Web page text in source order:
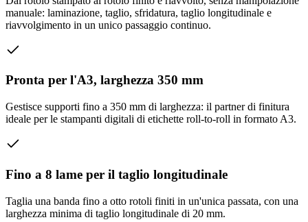
manuale: laminazione, taglio, sfridatura, taglio longitudinale e
riavvolgimento in un unico passaggio continuo.
Pronta per l'A3, larghezza 350 mm
Gestisce supporti fino a 350 mm di larghezza: il partner di finitura
ideale per le stampanti digitali di etichette roll-to-roll in formato A3.
Fino a 8 lame per il taglio longitudinale
Taglia una banda fino a otto rotoli finiti in un'unica passata, con una
larghezza minima di taglio longitudinale di 20 mm.